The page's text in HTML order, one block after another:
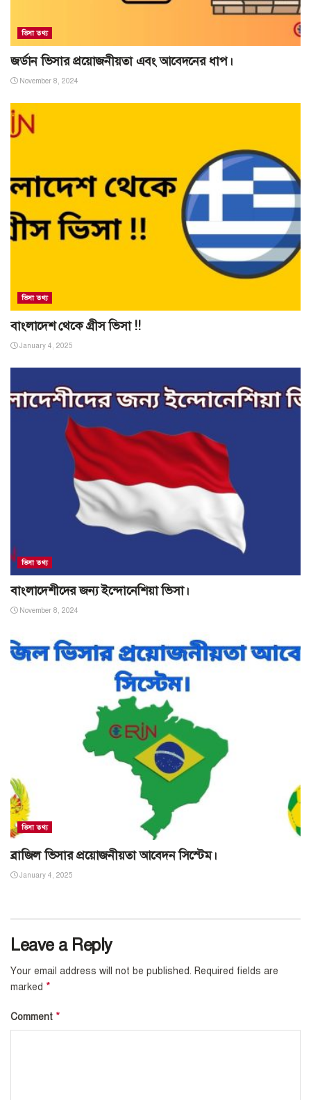
ভিসা তথ্য
জর্ডান ভিসার প্রয়োজনীয়তা এবং আবেদনের ধাপ।
November 8, 2024
ভিসা তথ্য
বাংলাদেশ থেকে গ্রীস ভিসা !!
January 4, 2025
ভিসা তথ্য
বাংলাদেশীদের জন্য ইন্দোনেশিয়া ভিসা।
November 8, 2024
ভিসা তথ্য
ব্রাজিল ভিসার প্রয়োজনীয়তা আবেদন সিস্টেম।
January 4, 2025
Leave a Reply
Your email address will not be published. Required fields are
marked *
Comment *